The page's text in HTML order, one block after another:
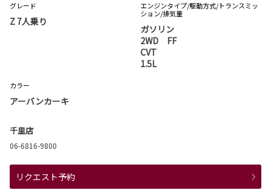
グレード
Z 7人乗り
エンジンタイプ/駆動方式/トランスミッ
ション/排気量
ガソリン
2WD FF
CVT
1.5L
カラー
アーバンカーキ
千里店
06-6816-9800
リクエスト予約